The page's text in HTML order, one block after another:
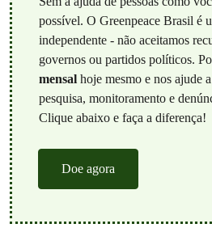
possível. O Greenpeace Brasil é
independente - não aceitamos
governos ou partidos políticos.
mensalhoje mesmo e nos ajude
pesquisa, monitoramento e
Clique abaixo e faça a diferença!
Doe agora